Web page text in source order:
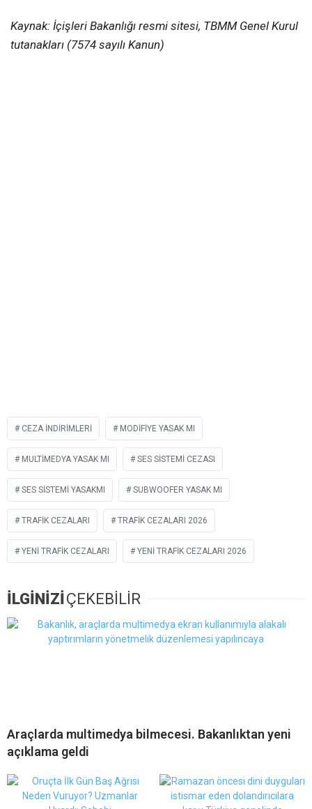
Kaynak: İçişleri Bakanlığı resmi sitesi, TBMM Genel Kurul
tutanakları (7574 sayılı Kanun)
CEZA INDIRIMLERI MODIFIYE YASAK MI
MULTIMEDYA YASAK MI SES SISTEMI CEZASI
SES SISTEMI YASAKMI SUBWOOFER YASAK MI
TRAFIK CEZALARI TRAFIK CEZALARI 2026
YENI TRAFIK CEZALARI YENI TRAFIK CEZALARI 2026
İLGİNİZİ ÇEKEBİLİR
Araçlarda multimedya bilmecesi. Bakanlıktan yeni
açıklama geldi